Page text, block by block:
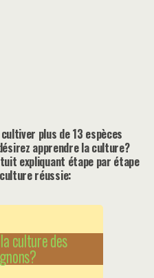
plus de 13 espèces
apprendre la culture?
expliquant étape par étape
réussie:
culture des